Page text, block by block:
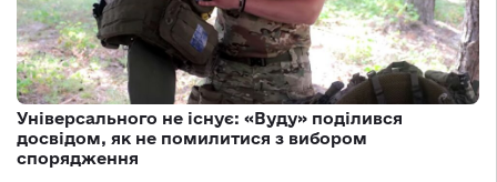
Універсального не існує: «Вуду» поділився
досвідом, як не помилитися з вибором
спорядження